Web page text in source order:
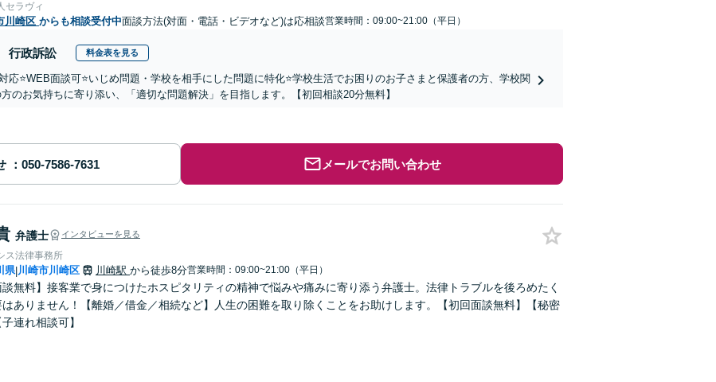
セラヴィ
川崎区 からも相談受付中面談方法(対面・電話・ビデオなど)は応相談営業時間：09:00~21:00（平日）
行政訴訟 料金表を見る
応⭐️WEB面談可⭐️いじめ問題・学校を相手にした問題に特化⭐️学校生活でお困りのお子さまと保護者の方、学校関
のお気持ちに寄り添い、「適切な問題解決」を目指します。【初回相談20分無料】
メールでお問い合わせ
弁護士 インタビューを見る
ス法律事務所
県|川崎市川崎区 川崎駅 から徒歩8分営業時間：09:00~21:00（平日）
談無料】接客業で身につけたホスピタリティの精神で悩みや痛みに寄り添う弁護士。法律トラブルを後ろめたく
はありません！【離婚／借金／相続など】人生の困難を取り除くことをお助けします。【初回面談無料】【秘密
連れ相談可】